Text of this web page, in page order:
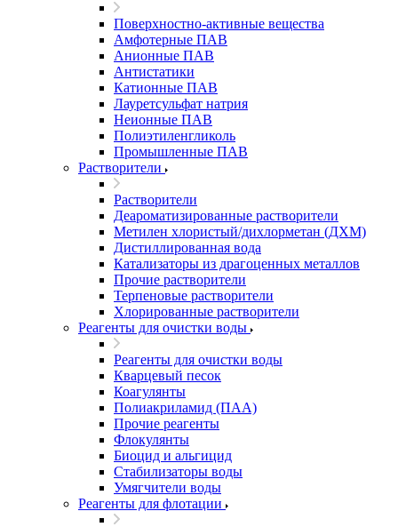
Поверхностно-активные вещества
Амфотерные ПАВ
Анионные ПАВ
Антистатики
Катионные ПАВ
Лауретсульфат натрия
Неионные ПАВ
Полиэтиленгликоль
Промышленные ПАВ
Растворители
Растворители
Деароматизированные растворители
Метилен хлористый/дихлорметан (ДХМ)
Дистиллированная вода
Катализаторы из драгоценных металлов
Прочие растворители
Терпеновые растворители
Хлорированные растворители
Реагенты для очистки воды
Реагенты для очистки воды
Кварцевый песок
Коагулянты
Полиакриламид (ПАА)
Прочие реагенты
Флокулянты
Биоцид и альгицид
Стабилизаторы воды
Умягчители воды
Реагенты для флотации